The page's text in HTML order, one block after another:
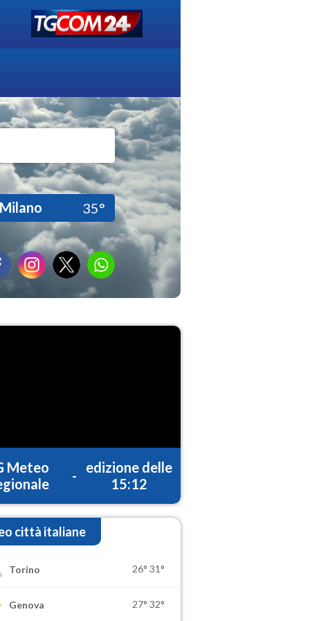
Milano 35°
Meteo
-
edizione delle
15:12
città italiane
Torino 26° 31°
Genova 27° 32°